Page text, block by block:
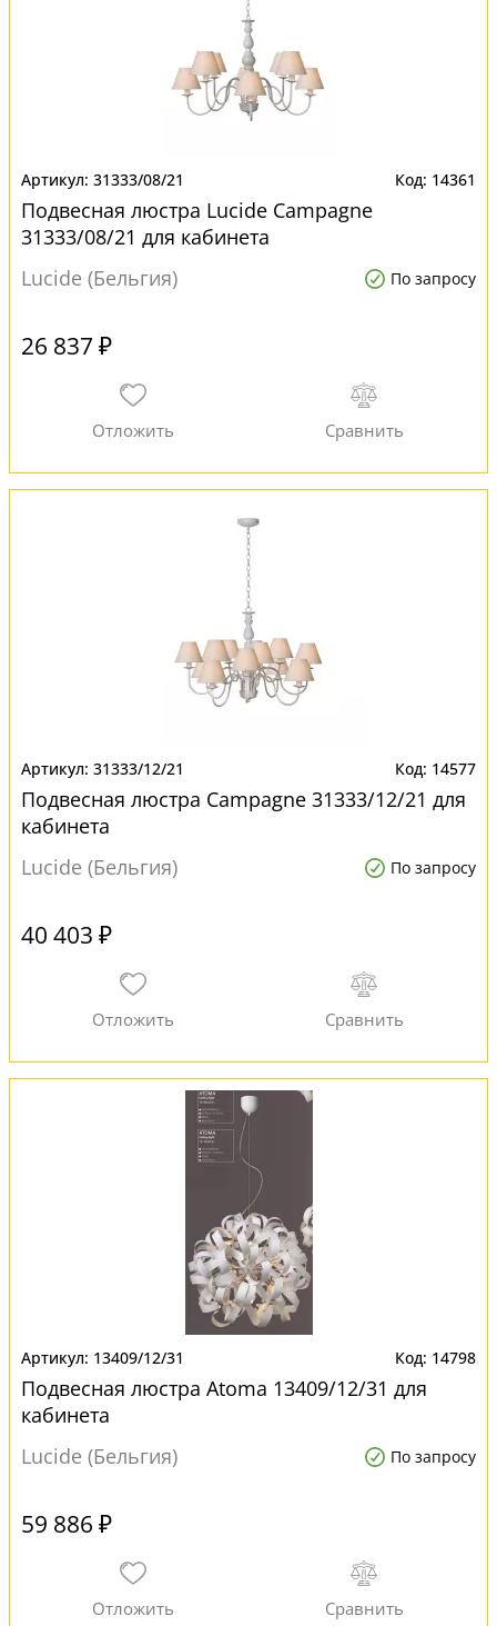
31333/08/21 14361
Подвесная люстра Lucide Campagne
31333/08/21 для кабинета
Lucide (Бельгия)
По запросу
26 837 ₽
31333/12/21 14577
Подвесная люстра Campagne 31333/12/21 для
кабинета
Lucide (Бельгия)
По запросу
40 403 ₽
13409/12/31 14798
Подвесная люстра Atoma 13409/12/31 для
кабинета
Lucide (Бельгия)
По запросу
59 886 ₽